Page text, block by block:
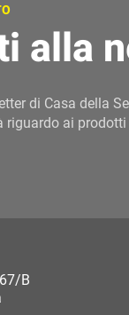
alla
di Casa della
riguardo ai
B